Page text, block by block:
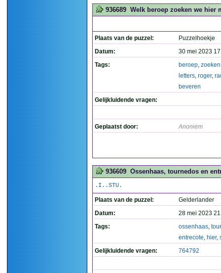
936689 Welk beroep zoeken we hier
Plaats van de puzzel:
Puzzelhoekje
Datum:
30 mei 2023
Tags:
beroep, zoeken
letters, roger,
beveren
Gelijkluidende vragen:
Geplaatst door: Anoniem
936609 Ossenhaas, tournedos en
.I..STU.
Plaats van de puzzel:
Gelderlander
Datum:
28 mei 2023
Tags:
ossenhaas,
entrecote, hier,
Gelijkluidende vragen:
764792